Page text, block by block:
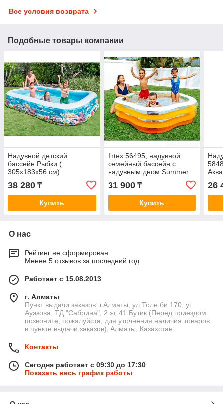
Все условия возврата
Подобные товары компании
Надувной детский
бассейн Рыбки (
305х183х56 см)
38 280 ₸
Купить
Intex 56495, надувной
семейный бассейн с
надувным дном Summer
Colors, "Звезда"
185х180*53 см
31 900₸
Купить
26
О нас
Рейтинг не сформирован
Менее 5 отзывов за последний год
Работает с 15.08.2013
г. Алматы
Пункт выдачи заказов: г.Алматы, ул Толе би 170, уг.
Ауэзова, ТД "Сабрина", 2 эт, 41 Бутик (Перед приездом
позвоните, пожалуйста, для уточнения наличия товаров
в пункте выдачи заказов), Алматы, Казахстан
Контакты
Сегодня работает с 09:30 до 17:30
Показать весь график работы